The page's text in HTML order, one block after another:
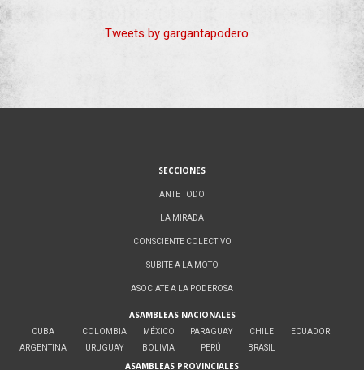
Tweets by gargantapodero
SECCIONES
ANTE TODO
LA MIRADA
CONSCIENTE COLECTIVO
SUBITE A LA MOTO
ASOCIATE A LA PODEROSA
ASAMBLEAS NACIONALES
CUBA
ARGENTINA
COLOMBIA
URUGUAY
MÉXICO
BOLIVIA
PARAGUAY
PERÚ
CHILE
BRASIL
ECUADOR
ASAMBLEAS PROVINCIALES